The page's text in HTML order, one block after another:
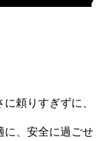
頼りすぎずに、
に、安全に過ごせ